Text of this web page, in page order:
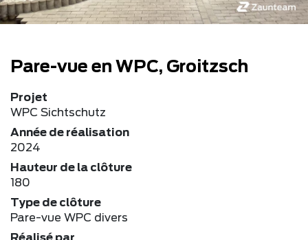
Pare-vue en WPC, Groitzsch
Projet
WPC Sichtschutz
Année de réalisation
2024
Hauteur de la clôture
180
Type de clôture
Pare-vue WPC divers
Réalisé par